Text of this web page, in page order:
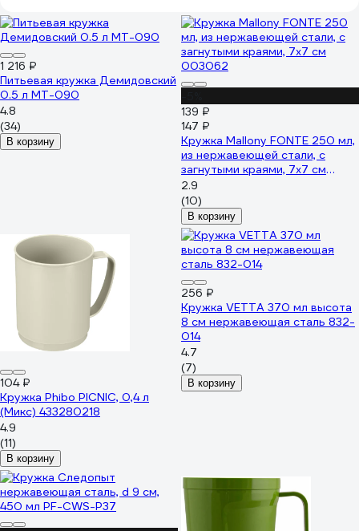
1 216 ₽
Питьевая кружка Демидовский
0.5 л МТ-090
4.8
(34)
В корзину
139 ₽
147 ₽
Кружка Mallony FONTE 250 мл,
из нержавеющей стали, с
загнутыми краями, 7х7 см
003062
2.9
(10)
В корзину
104 ₽
Кружка Phibo PICNIC, 0,4 л
(Микс) 433280218
4.9
(11)
В корзину
256 ₽
Кружка VETTA 370 мл высота
8 см нержавеющая сталь 832-
014
4.7
(7)
В корзину